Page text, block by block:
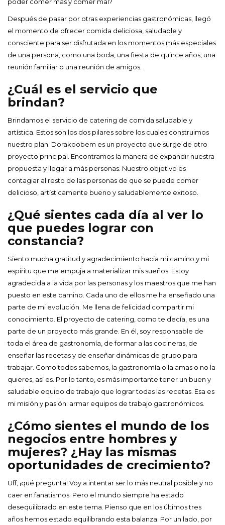
Después de pasar por otras experiencias gastronómicas, llegó
el momento de ofrecer comida deliciosa, saludable y
consciente para ser disfrutada en los momentos más especiales
de una persona, como una boda, una fiesta de quince años, una
reunión familiar o una reunión de amigos.
¿Cuál es el servicio que
brindan?
Brindamos el servicio de catering de comida saludable y
artística. Estos son los dos pilares sobre los cuales construimos
nuestro plan. Dorakoobem es un proyecto que surge de otro
proyecto principal. Encontramos la manera de expandir nuestra
propuesta y llegar a más personas. Nuestro objetivo es
contagiar al resto de las personas de que se puede comer
delicioso, artísticamente bueno y saludablemente exitoso.
¿Qué sientes cada día al ver lo
que puedes lograr con
constancia?
Siento mucha gratitud y agradecimiento hacia mi camino y mi
espíritu que me empuja a materializar mis sueños. Estoy
agradecida a la vida por las personas y los maestros que me han
puesto en este camino. Cada uno de ellos me ha enseñado una
parte de mi evolución. Me llena de felicidad compartir mi
conocimiento. El proyecto de catering, como te decía, es una
parte de un proyecto más grande. En él, soy responsable de
toda el área de gastronomía, de formar a las cocineras, de
enseñar las recetas y de enseñar dinámicas de grupo para
trabajar. Como todos sabemos, la gastronomía o la amas o no la
quieres, así es. Por lo tanto, es más importante tener un buen y
saludable equipo de trabajo que lograr todas las recetas. Esa es
mi misión y pasión: armar equipos de trabajo gastronómicos.
¿Cómo sientes el mundo de los
negocios entre hombres y
mujeres? ¿Hay las mismas
oportunidades de crecimiento?
Uff, ¡qué pregunta! Voy a intentar ser lo más neutral posible y no
caer en fanatismos. Pero el mundo siempre ha estado
desequilibrado en este tema. Pienso que en los últimos tres
años hemos estado equilibrando esta balanza. Por un lado, por